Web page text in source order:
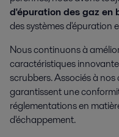
d'épuration des gaz en
des systèmes d'épuration
Nous continuons à
caractéristiques
scrubbers. Associés à
garantissent une
réglementations en
d'échappement.